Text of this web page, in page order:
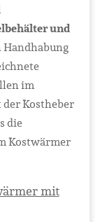
und
im
Kostheber
die
Kostwärmer
mit